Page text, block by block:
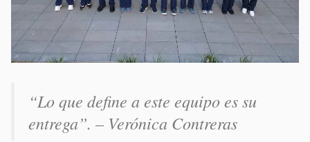
“Lo que define a este equipo es su
entrega”. – Verónica Contreras